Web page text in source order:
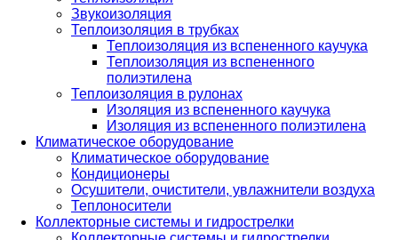
Звукоизоляция
Теплоизоляция в трубках
Теплоизоляция из вспененного каучука
Теплоизоляция из вспененного
полиэтилена
Теплоизоляция в рулонах
Изоляция из вспененного каучука
Изоляция из вспененного полиэтилена
Климатическое оборудование
Климатическое оборудование
Кондиционеры
Осушители, очистители, увлажнители воздуха
Теплоносители
Коллекторные системы и гидрострелки